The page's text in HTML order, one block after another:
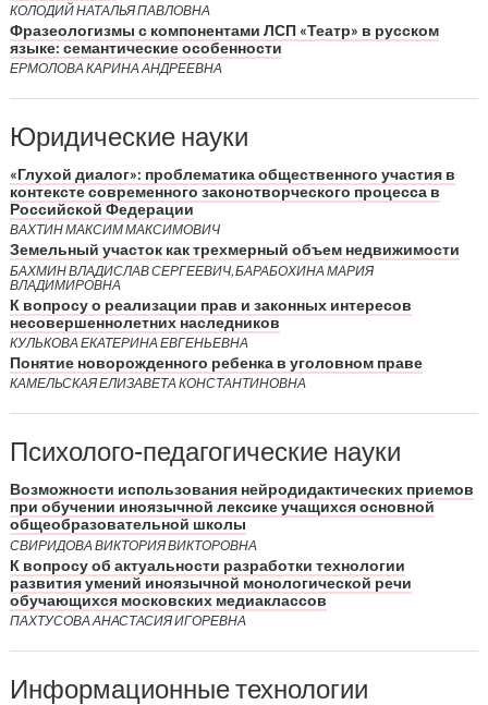
КОЛОДИЙ НАТАЛЬЯ ПАВЛОВНА
Фразеологизмы с компонентами ЛСП «Театр» в русском
языке: семантические особенности
ЕРМОЛОВА КАРИНА АНДРЕЕВНА
Юридические науки
«Глухой диалог»: проблематика общественного участия в
контексте современного законотворческого процесса в
Российской Федерации
ВАХТИН МАКСИМ МАКСИМОВИЧ
Земельный участок как трехмерный объем недвижимости
БАХМИН ВЛАДИСЛАВ СЕРГЕЕВИЧ, БАРАБОХИНА МАРИЯ
ВЛАДИМИРОВНА
К вопросу о реализации прав и законных интересов
несовершеннолетних наследников
КУЛЬКОВА ЕКАТЕРИНА ЕВГЕНЬЕВНА
Понятие новорожденного ребенка в уголовном праве
КАМЕЛЬСКАЯ ЕЛИЗАВЕТА КОНСТАНТИНОВНА
Психолого-педагогические науки
Возможности использования нейродидактических приемов
при обучении иноязычной лексике учащихся основной
общеобразовательной школы
СВИРИДОВА ВИКТОРИЯ ВИКТОРОВНА
К вопросу об актуальности разработки технологии
развития умений иноязычной монологической речи
обучающихся московских медиаклассов
ПАХТУСОВА АНАСТАСИЯ ИГОРЕВНА
Информационные технологии